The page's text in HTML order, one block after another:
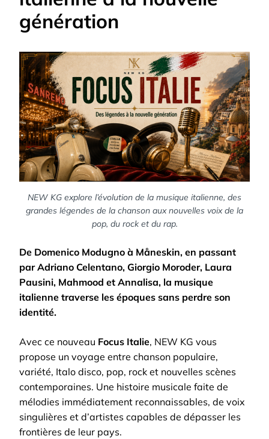
génération
NEW KG explore l’évolution de la musique italienne, des
grandes légendes de la chanson aux nouvelles voix de la
pop, du rock et du rap.
De Domenico Modugno à Måneskin, en passant
par Adriano Celentano, Giorgio Moroder, Laura
Pausini, Mahmood et Annalisa, la musique
italienne traverse les époques sans perdre son
identité.
Avec ce nouveau Focus Italie, NEW KG vous
propose un voyage entre chanson populaire,
variété, Italo disco, pop, rock et nouvelles scènes
contemporaines. Une histoire musicale faite de
mélodies immédiatement reconnaissables, de voix
singulières et d’artistes capables de dépasser les
frontières de leur pays.